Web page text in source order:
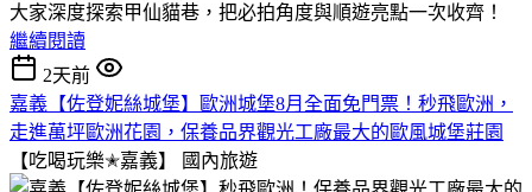
大家深度探索甲仙貓巷，把必拍角度與順遊亮點一次收齊！
繼續閱讀
2天前
嘉義【佐登妮絲城堡】歐洲城堡8月全面免門票！秒飛歐洲，
走進萬坪歐洲花園，保養品界觀光工廠最大的歐風城堡莊園
【吃喝玩樂✭嘉義】
國內旅遊